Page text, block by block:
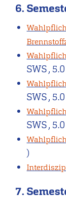
6.
SWS ,
SWS ,
SWS ,
)
7.